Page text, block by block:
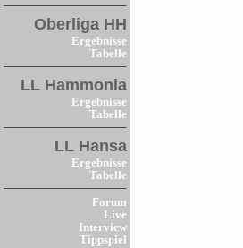
Oberliga HH
Ergebnisse
Tabelle
LL Hammonia
Ergebnisse
Tabelle
LL Hansa
Ergebnisse
Tabelle
Forum
Live
Interview
Tippspiel